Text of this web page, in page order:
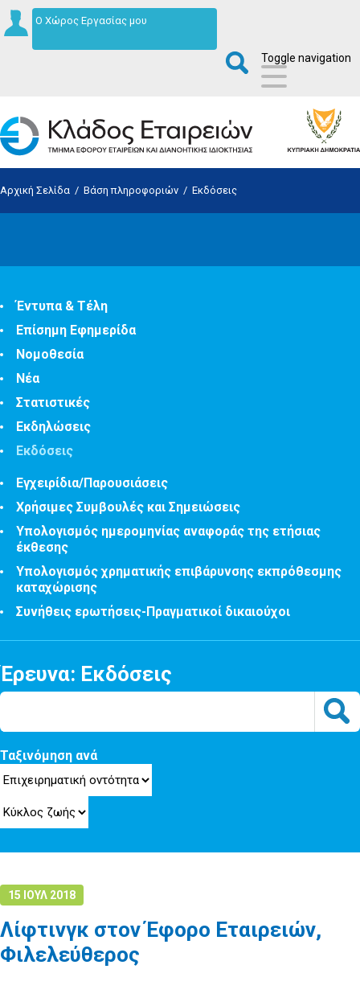
Ο Χώρος Εργασίας μου
Toggle navigation
Αρχική Σελίδα / Βάση πληροφοριών / Εκδόσεις
Έντυπα & Τέλη
Επίσημη Εφημερίδα
Νομοθεσία
Νέα
Στατιστικές
Εκδηλώσεις
Εκδόσεις
Εγχειρίδια/Παρουσιάσεις
Χρήσιμες Συμβουλές και Σημειώσεις
Υπολογισμός ημερομηνίας αναφοράς της ετήσιας
έκθεσης
Υπολογισμός χρηματικής επιβάρυνσης εκπρόθεσμης
καταχώρισης
Συνήθεις ερωτήσεις-Πραγματικοί δικαιούχοι
Έρευνα: Εκδόσεις
Ταξινόμηση ανά
15 ΙΟΥΛ 2018
Λίφτινγκ στον Έφορο Εταιρειών,
Φιλελεύθερος